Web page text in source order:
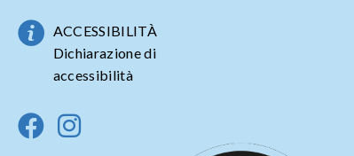
ACCESSIBILITÀ
Dichiarazione di
accessibilità